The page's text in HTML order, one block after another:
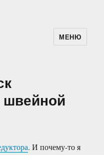
МЕНЮ
швейной
. И почему-то я